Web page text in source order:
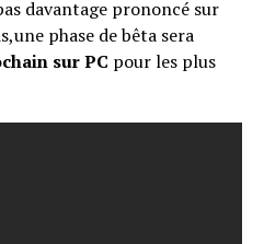
davantage prononcé sur
phase de bêta sera
sur PC pour les plus